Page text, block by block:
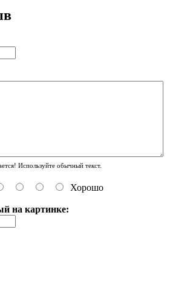
Используйте обычный текст.
Хорошо
на картинке: